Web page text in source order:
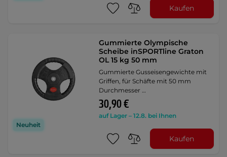
Kaufen
Neuheit
Gummierte Olympische
Scheibe inSPORTline Graton
OL 15 kg 50 mm
Gummierte Gusseisengewichte mit
Griffen, für Schäfte mit 50 mm
Durchmesser …
30,90 €
auf Lager – 12.8. bei Ihnen
Kaufen